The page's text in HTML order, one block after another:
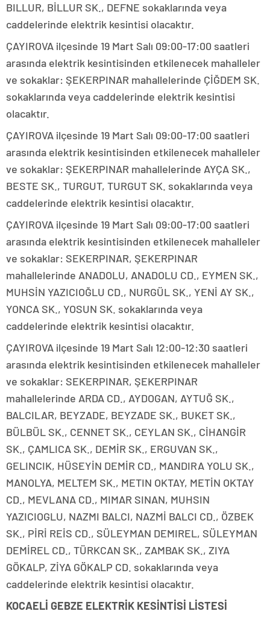
BILLUR, BİLLUR SK., DEFNE sokaklarında veya
caddelerinde elektrik kesintisi olacaktır.
ÇAYIROVA ilçesinde 19 Mart Salı 09:00-17:00 saatleri
arasında elektrik kesintisinden etkilenecek mahalleler
ve sokaklar: ŞEKERPINAR mahallelerinde ÇİĞDEM SK.
sokaklarında veya caddelerinde elektrik kesintisi
olacaktır.
ÇAYIROVA ilçesinde 19 Mart Salı 09:00-17:00 saatleri
arasında elektrik kesintisinden etkilenecek mahalleler
ve sokaklar: ŞEKERPINAR mahallelerinde AYÇA SK.,
BESTE SK., TURGUT, TURGUT SK. sokaklarında veya
caddelerinde elektrik kesintisi olacaktır.
ÇAYIROVA ilçesinde 19 Mart Salı 09:00-17:00 saatleri
arasında elektrik kesintisinden etkilenecek mahalleler
ve sokaklar: SEKERPINAR, ŞEKERPINAR
mahallelerinde ANADOLU, ANADOLU CD., EYMEN SK.,
MUHSİN YAZICIOĞLU CD., NURGÜL SK., YENİ AY SK.,
YONCA SK., YOSUN SK. sokaklarında veya
caddelerinde elektrik kesintisi olacaktır.
ÇAYIROVA ilçesinde 19 Mart Salı 12:00-12:30 saatleri
arasında elektrik kesintisinden etkilenecek mahalleler
ve sokaklar: SEKERPINAR, ŞEKERPINAR
mahallelerinde ARDA CD., AYDOGAN, AYTUĞ SK.,
BALCILAR, BEYZADE, BEYZADE SK., BUKET SK.,
BÜLBÜL SK., CENNET SK., CEYLAN SK., CİHANGİR
SK., ÇAMLICA SK., DEMİR SK., ERGUVAN SK.,
GELINCIK, HÜSEYİN DEMİR CD., MANDIRA YOLU SK.,
MANOLYA, MELTEM SK., METIN OKTAY, METİN OKTAY
CD., MEVLANA CD., MIMAR SINAN, MUHSIN
YAZICIOGLU, NAZMI BALCI, NAZMİ BALCI CD., ÖZBEK
SK., PİRİ REİS CD., SÜLEYMAN DEMIREL, SÜLEYMAN
DEMİREL CD., TÜRKCAN SK., ZAMBAK SK., ZIYA
GÖKALP, ZİYA GÖKALP CD. sokaklarında veya
caddelerinde elektrik kesintisi olacaktır.
KOCAELİ GEBZE ELEKTRİK KESİNTİSİ LİSTESİ